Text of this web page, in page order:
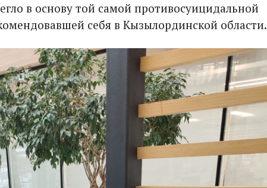
в основу той самой противосуицидальной
себя в Кызылординской области.